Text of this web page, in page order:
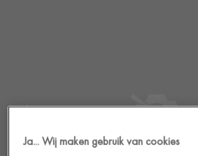
Ja... Wij maken gebruik van cookies